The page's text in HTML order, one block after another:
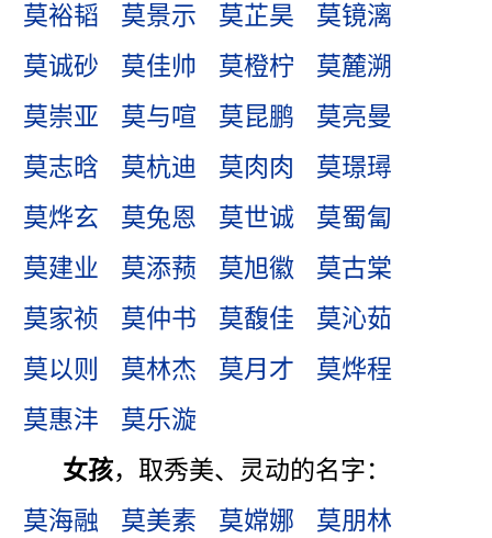
莫裕韬
莫景示 莫芷昊
莫镜漓
莫诚砂
莫佳帅 莫橙柠
莫麓溯
莫崇亚
莫与喧 莫昆鹏
莫亮曼
莫志晗
莫杭迪 莫肉肉
莫璟璕
莫烨玄
莫兔恩 莫世诚
莫蜀匐
莫建业
莫添蓣 莫旭徽
莫古棠
莫家祯
莫仲书 莫馥佳
莫沁茹
莫以则
莫林杰 莫月才
莫烨程
莫惠沣
莫乐漩
女孩，取秀美、灵动的名字：
莫海融
莫美素 莫嫦娜
莫朋林